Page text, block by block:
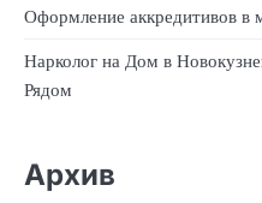
Оформление аккредитивов в
Нарколог на Дом в
Рядом
Архив